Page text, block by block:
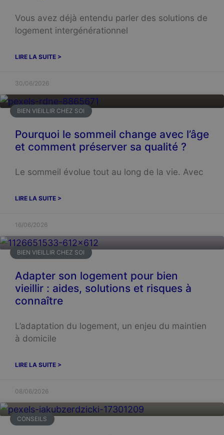
Vous avez déjà entendu parler des solutions de
logement intergénérationnel
LIRE LA SUITE >
30/06/2026
BIEN VIEILLIR CHEZ SOI
Pourquoi le sommeil change avec l’âge
et comment préserver sa qualité ?
Le sommeil évolue tout au long de la vie. Avec
LIRE LA SUITE >
16/06/2026
BIEN VIEILLIR CHEZ SOI
Adapter son logement pour bien
vieillir : aides, solutions et risques à
connaître
L’adaptation du logement, un enjeu du maintien
à domicile
LIRE LA SUITE >
08/06/2026
CONSEILS